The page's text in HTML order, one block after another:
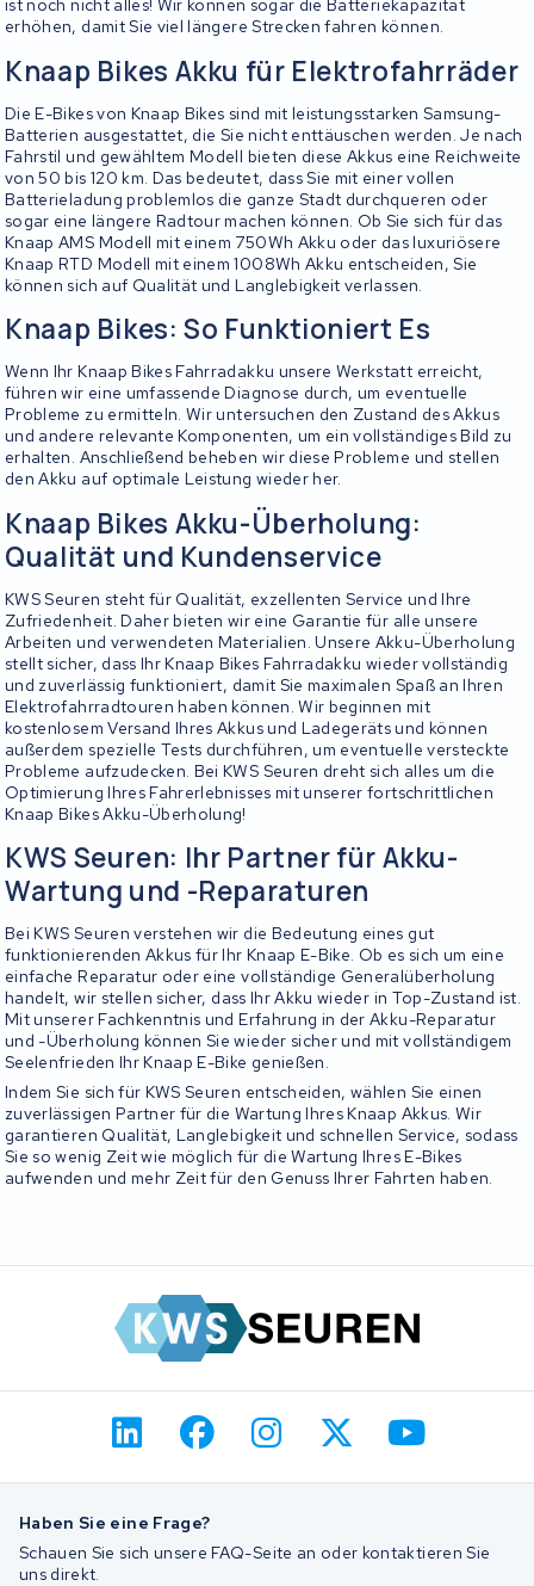
ist noch nicht alles! Wir können sogar die Batteriekapazität
erhöhen, damit Sie viel längere Strecken fahren können.
Knaap Bikes Akku für Elektrofahrräder
Die E-Bikes von Knaap Bikes sind mit leistungsstarken Samsung-
Batterien ausgestattet, die Sie nicht enttäuschen werden. Je nach
Fahrstil und gewähltem Modell bieten diese Akkus eine Reichweite
von 50 bis 120 km. Das bedeutet, dass Sie mit einer vollen
Batterieladung problemlos die ganze Stadt durchqueren oder
sogar eine längere Radtour machen können. Ob Sie sich für das
Knaap AMS Modell mit einem 750Wh Akku oder das luxuriösere
Knaap RTD Modell mit einem 1008Wh Akku entscheiden, Sie
können sich auf Qualität und Langlebigkeit verlassen.
Knaap Bikes: So Funktioniert Es
Wenn Ihr Knaap Bikes Fahrradakku unsere Werkstatt erreicht,
führen wir eine umfassende Diagnose durch, um eventuelle
Probleme zu ermitteln. Wir untersuchen den Zustand des Akkus
und andere relevante Komponenten, um ein vollständiges Bild zu
erhalten. Anschließend beheben wir diese Probleme und stellen
den Akku auf optimale Leistung wieder her.
Knaap Bikes Akku-Überholung:
Qualität und Kundenservice
KWS Seuren steht für Qualität, exzellenten Service und Ihre
Zufriedenheit. Daher bieten wir eine Garantie für alle unsere
Arbeiten und verwendeten Materialien. Unsere Akku-Überholung
stellt sicher, dass Ihr Knaap Bikes Fahrradakku wieder vollständig
und zuverlässig funktioniert, damit Sie maximalen Spaß an Ihren
Elektrofahrradtouren haben können. Wir beginnen mit
kostenlosem Versand Ihres Akkus und Ladegeräts und können
außerdem spezielle Tests durchführen, um eventuelle versteckte
Probleme aufzudecken. Bei KWS Seuren dreht sich alles um die
Optimierung Ihres Fahrerlebnisses mit unserer fortschrittlichen
Knaap Bikes Akku-Überholung!
KWS Seuren: Ihr Partner für Akku-
Wartung und -Reparaturen
Bei KWS Seuren verstehen wir die Bedeutung eines gut
funktionierenden Akkus für Ihr Knaap E-Bike. Ob es sich um eine
einfache Reparatur oder eine vollständige Generalüberholung
handelt, wir stellen sicher, dass Ihr Akku wieder in Top-Zustand ist.
Mit unserer Fachkenntnis und Erfahrung in der Akku-Reparatur
und -Überholung können Sie wieder sicher und mit vollständigem
Seelenfrieden Ihr Knaap E-Bike genießen.
Indem Sie sich für KWS Seuren entscheiden, wählen Sie einen
zuverlässigen Partner für die Wartung Ihres Knaap Akkus. Wir
garantieren Qualität, Langlebigkeit und schnellen Service, sodass
Sie so wenig Zeit wie möglich für die Wartung Ihres E-Bikes
aufwenden und mehr Zeit für den Genuss Ihrer Fahrten haben.
Haben Sie eine Frage?
Schauen Sie sich unsere FAQ-Seite an oder kontaktieren Sie
uns direkt.